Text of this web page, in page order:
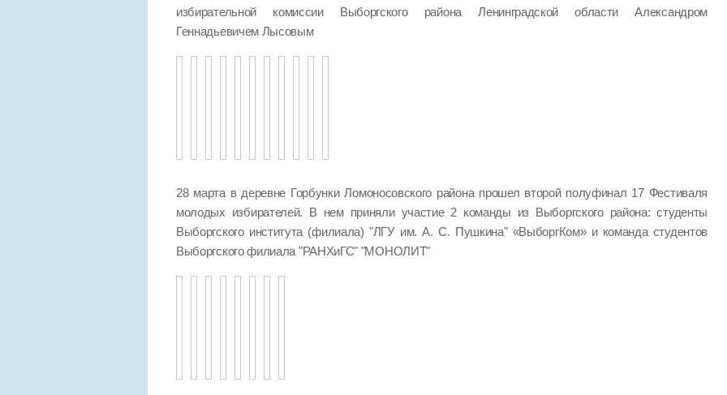
избирательной комиссии Выборгского района Ленинградской области Александром
Геннадьевичем Лысовым
28 марта в деревне Горбунки Ломоносовского района прошел второй полуфинал 17 Фестиваля
молодых избирателей. В нем приняли участие 2 команды из Выборгского района: студенты
Выборгского института (филиала) "ЛГУ им. А. С. Пушкина" «ВыборгКом» и команда студентов
Выборгского филиала "РАНХиГС" "МОНОЛИТ"